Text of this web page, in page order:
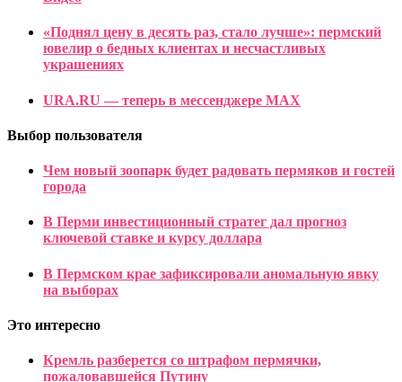
«Поднял цену в десять раз, стало лучше»: пермский
ювелир о бедных клиентах и несчастливых
украшениях
URA.RU — теперь в мессенджере MAX
Выбор пользователя
Чем новый зоопарк будет радовать пермяков и гостей
города
В Перми инвестиционный стратег дал прогноз
ключевой ставке и курсу доллара
В Пермском крае зафиксировали аномальную явку
на выборах
Это интересно
Кремль разберется со штрафом пермячки,
пожаловавшейся Путину